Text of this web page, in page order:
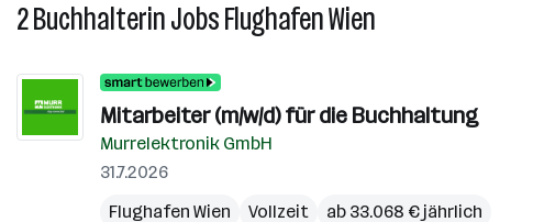
2BuchhalterinJobsFlughafen Wien
Flughafen
Mitarbeiter (m/w/d) für die Buchhaltung
Murrelektronik GmbH
31.7.2026
Flughafen Wien
Vollzeit ab 33.068 € jährlich